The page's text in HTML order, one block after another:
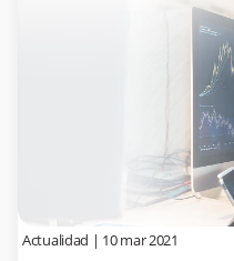
Actualidad | 10 mar 2021